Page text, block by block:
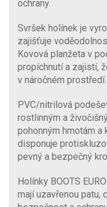
ochrany.
Svršek holínek je
zajišťuje
Kovová planžeta v
propíchnutí a zajistí,
v náročném prostředí.
PVC/nitrilová
rostlinným a
pohonným hmotám a
disponuje
pevný a bezpečný
Holínky BOOTS
mají uzavřenou patu,